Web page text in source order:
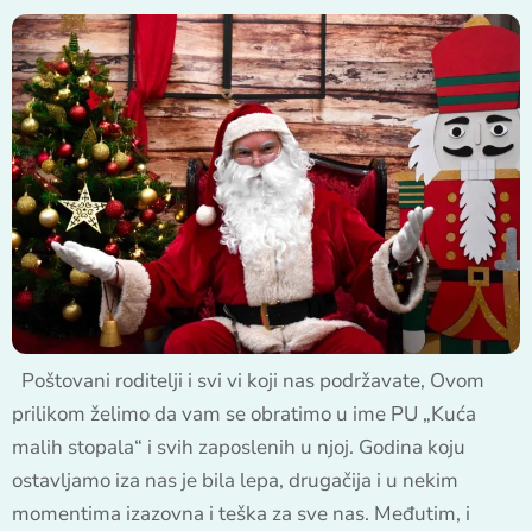
Poštovani roditelji i svi vi koji nas podržavate, Ovom
prilikom želimo da vam se obratimo u ime PU „Kuća
malih stopala“ i svih zaposlenih u njoj. Godina koju
ostavljamo iza nas je bila lepa, drugačija i u nekim
momentima izazovna i teška za sve nas. Međutim, i